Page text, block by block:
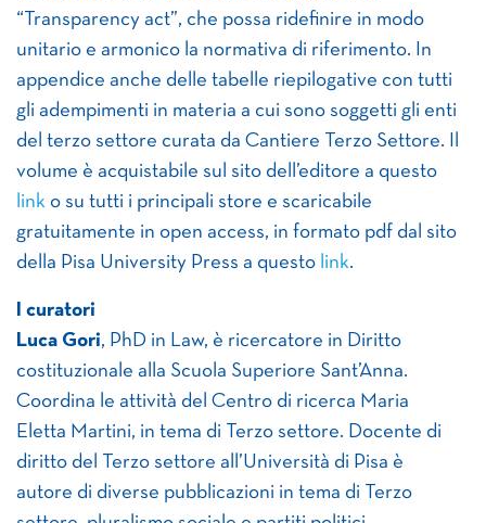
“Transparency act”, che possa ridefinire in modo
unitario e armonico la normativa di riferimento. In
appendice anche delle tabelle riepilogative con tutti
gli adempimenti in materia a cui sono soggetti gli enti
del terzo settore curata da Cantiere Terzo Settore. Il
volume è acquistabile sul sito dell’editore a questo
link o su tutti i principali store e scaricabile
gratuitamente in open access, in formato pdf dal sito
della Pisa University Press a questo link.
I curatori
Luca Gori, PhD in Law, è ricercatore in Diritto
costituzionale alla Scuola Superiore Sant’Anna.
Coordina le attività del Centro di ricerca Maria
Eletta Martini, in tema di Terzo settore. Docente di
diritto del Terzo settore all’Università di Pisa è
autore di diverse pubblicazioni in tema di Terzo